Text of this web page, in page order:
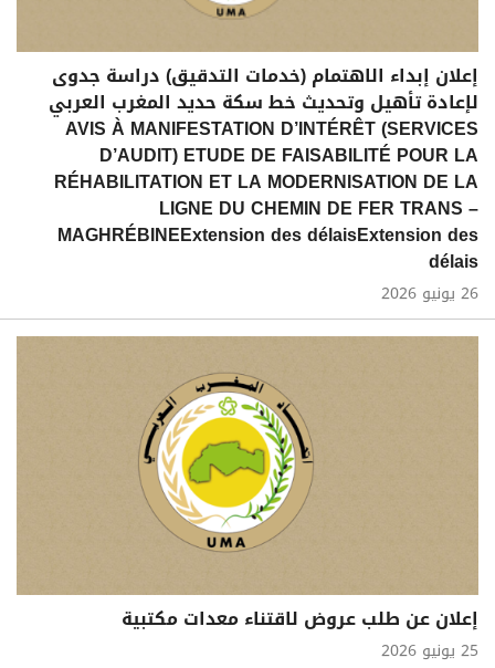
إعلان إبداء الاهتمام (خدمات التدقيق) دراسة جدوى
لإعادة تأهيل وتحديث خط سكة حديد المغرب العربي
AVIS À MANIFESTATION D’INTÉRÊT (SERVICES
D’AUDIT) ETUDE DE FAISABILITÉ POUR LA
RÉHABILITATION ET LA MODERNISATION DE LA
LIGNE DU CHEMIN DE FER TRANS –
MAGHRÉBINEExtension des délaisExtension des
délais
26 يونيو 2026
إعلان عن طلب عروض لاقتناء معدات مكتبية
25 يونيو 2026